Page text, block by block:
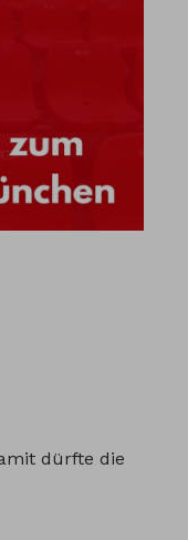
dürfte die